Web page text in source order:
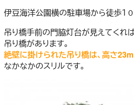
伊豆海洋公園横の駐車場から徒歩１０
吊り橋手前の門脇灯台が見えてくれ
吊り橋があります。
絶壁に掛けられた吊り橋は、高さ23m
なかなかのスリルです。